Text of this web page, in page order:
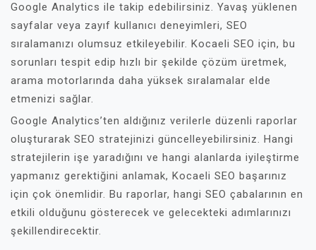
Google Analytics ile takip edebilirsiniz. Yavaş yüklenen
sayfalar veya zayıf kullanıcı deneyimleri, SEO
sıralamanızı olumsuz etkileyebilir. Kocaeli SEO için, bu
sorunları tespit edip hızlı bir şekilde çözüm üretmek,
arama motorlarında daha yüksek sıralamalar elde
etmenizi sağlar.
Google Analytics’ten aldığınız verilerle düzenli raporlar
oluşturarak SEO stratejinizi güncelleyebilirsiniz. Hangi
stratejilerin işe yaradığını ve hangi alanlarda iyileştirme
yapmanız gerektiğini anlamak, Kocaeli SEO başarınız
için çok önemlidir. Bu raporlar, hangi SEO çabalarının en
etkili olduğunu gösterecek ve gelecekteki adımlarınızı
şekillendirecektir.